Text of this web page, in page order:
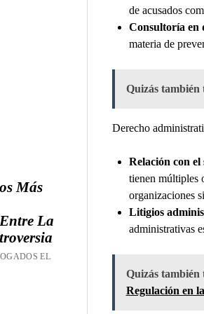
Más
La
EL
de acusados
Consultoría en
materia de
Quizás también
Derecho
Relación con
tienen múltiples
organizaciones
Litigios
administrativas
Quizás también
Regulación en